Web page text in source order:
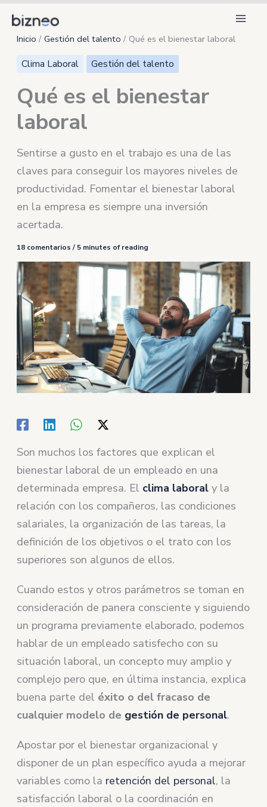
contenido
Inicio Gestión del talento Qué es el bienestar laboral
Clima Laboral Gestión del talento
Qué es el bienestar
laboral
Sentirse a gusto en el trabajo es una de las
claves para conseguir los mayores niveles de
productividad. Fomentar el bienestar laboral
en la empresa es siempre una inversión
acertada.
18 comentarios / 5 minutes of reading
Son muchos los factores que explican el
bienestar laboral de un empleado en una
determinada empresa. El clima laboral y la
relación con los compañeros, las condiciones
salariales, la organización de las tareas, la
definición de los objetivos o el trato con los
superiores son algunos de ellos.
Cuando estos y otros parámetros se toman en
consideración de panera consciente y siguiendo
un programa previamente elaborado, podemos
hablar de un empleado satisfecho con su
situación laboral, un concepto muy amplio y
complejo pero que, en última instancia, explica
buena parte del éxito o del fracaso de
cualquier modelo de gestión de personal.
Apostar por el bienestar organizacional y
disponer de un plan específico ayuda a mejorar
variables como la retención del personal, la
satisfacción laboral o la coordinación en